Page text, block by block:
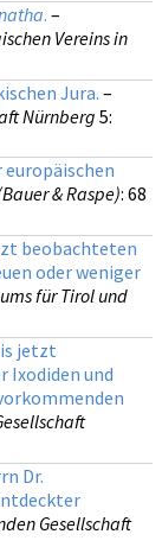
. –
Vereins in
Jura. –
Nürnberg 5:
& Raspe): 68
beobachteten
oder weniger
für Tirol und
jetzt
Ixodiden und
Dr.
Gesellschaft